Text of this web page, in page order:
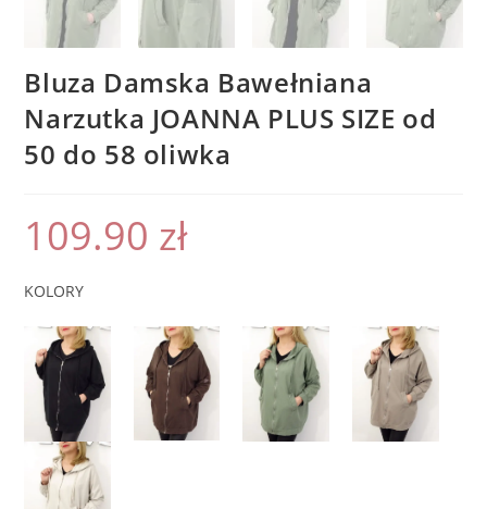
Bluza Damska Bawełniana
Narzutka JOANNA PLUS SIZE od
50 do 58 oliwka
109.90 zł
KOLORY